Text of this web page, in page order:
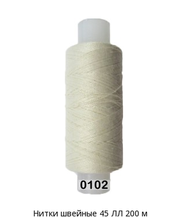
Нитки швейные 45 ЛЛ 200 м